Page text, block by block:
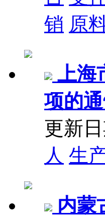
销 原
上海
项的
更新
人 生
内蒙